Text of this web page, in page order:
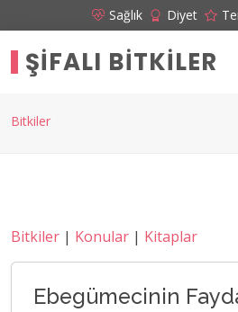
Sağlık Diyet
ŞIFALI BITKILER
Bitkiler
Bitkiler | Konular | Kitaplar
Ebegümecinin